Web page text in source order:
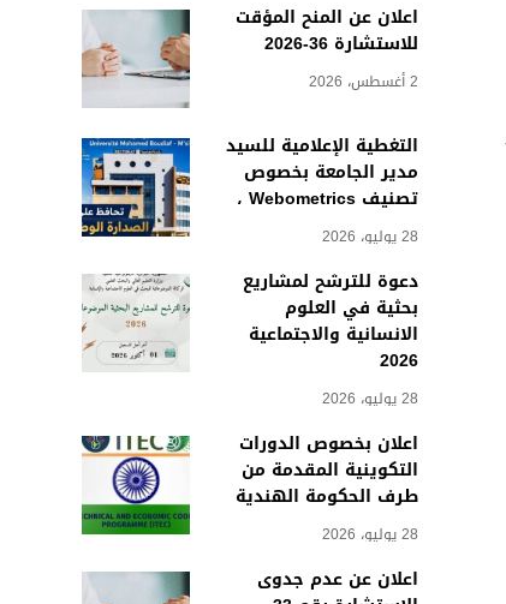
اعلان عن المنح المؤقت
للاستشارة 36-2026
2 أغسطس، 2026
التغطية الإعلامية للسيد
مدير الجامعة بخصوص
تصنيف Webometrics ،
28 يوليو، 2026
دعوة للترشح لمشاريع
بحثية في العلوم
الانسانية والاجتماعية
2026
28 يوليو، 2026
اعلان بخصوص الدورات
التكوينية المقدمة من
طرف الحكومة الهندية
28 يوليو، 2026
اعلان عن عدم جدوى